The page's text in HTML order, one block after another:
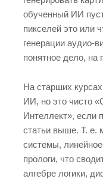
обученный ИИ
пикселей это или
генерации аудио-
понятное дело, на
На старших
ИИ, но это чисто
Интеллект», если
статьи выше. Т. е.
системы,
прологи, что
алгебре логики,